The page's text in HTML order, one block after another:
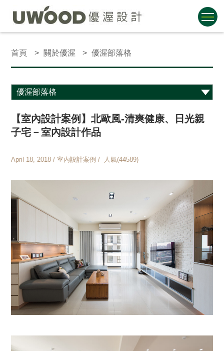
首頁 關於優渥 優渥部落格
【室內設計案例】北歐風-清爽健康、日光親
子宅－室內設計作品
April 18, 2018 / 室內設計案例 / 人氣(44589)